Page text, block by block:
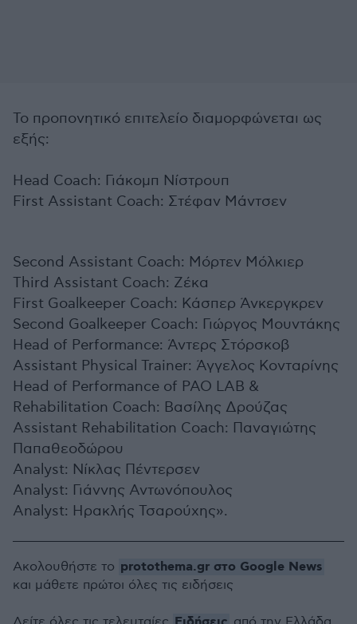
Το προπονητικό επιτελείο διαμορφώνεται ως
εξής:
Head Coach: Γιάκομπ Νίστρουπ
First Assistant Coach: Στέφαν Μάντσεν
Second Assistant Coach: Μόρτεν Μόλκιερ
Third Assistant Coach: Ζέκα
First Goalkeeper Coach: Κάσπερ Άνκεργκρεν
Second Goalkeeper Coach: Γιώργος Μουντάκης
Head of Performance: Άντερς Στόρσκοβ
Assistant Physical Trainer: Άγγελος Κονταρίνης
Head of Performance of PAO LAB &
Rehabilitation Coach: Βασίλης Δρούζας
Assistant Rehabilitation Coach: Παναγιώτης
Παπαθεοδώρου
Analyst: Νίκλας Πέντερσεν
Analyst: Γιάννης Αντωνόπουλος
Analyst: Ηρακλής Τσαρούχης».
Ακολουθήστε το protothema.gr στο Google News
και μάθετε πρώτοι όλες τις ειδήσεις